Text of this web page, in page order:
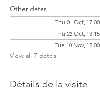
Other dates
Thu 01 Oct, 17:00
Thu 22 Oct, 13:15
Tue 10 Nov, 12:00
View all 7 dates
Détails de la visite